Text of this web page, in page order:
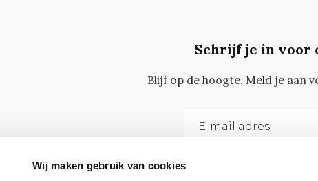
Wij maken gebruik van cookies
Schrijf je in voor
Blijf op de hoogte. Meld je aan